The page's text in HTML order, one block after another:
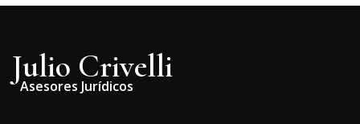
Julio Crivelli
Asesores Jurídicos